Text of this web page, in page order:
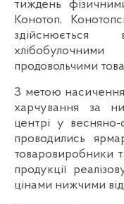
тиждень
Конотоп,
здійснюється
продовольчими
З метою
харчування за
центрі у весняно-
проводились
товаровиробники
продукції
цінами нижчими